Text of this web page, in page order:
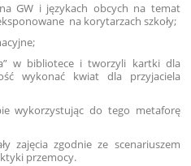
GW i językach obcych na temat
na korytarzach szkoły;
w bibliotece i tworzyli kartki dla
wykonać kwiat dla przyjaciela
wykorzystując do tego metaforę
zajęcia zgodnie ze scenariuszem
przemocy.